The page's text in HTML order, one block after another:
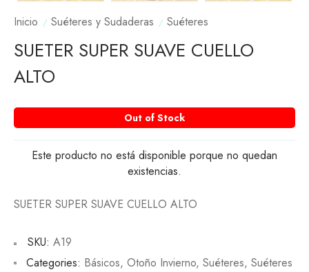
Inicio Suéteres y Sudaderas Suéteres
SUETER SUPER SUAVE CUELLO
ALTO
Out of Stock
Este producto no está disponible porque no quedan
existencias.
SUETER SUPER SUAVE CUELLO ALTO
SKU: A19
Categories: Básicos, Otoño Invierno, Suéteres, Suéteres